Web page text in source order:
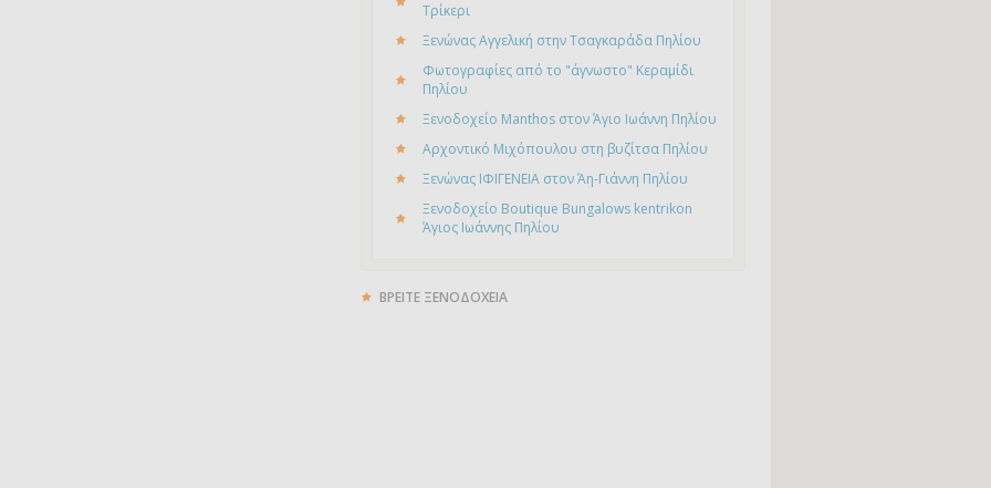
Τρίκερι
Ξενώνας Αγγελική στην Τσαγκαράδα Πηλίου
Φωτογραφίες από το "άγνωστο" Κεραμίδι
Πηλίου
Ξενοδοχείο Manthos στον Άγιο Ιωάννη Πηλίου
Αρχοντικό Μιχόπουλου στη βυζίτσα Πηλίου
Ξενώνας ΙΦΙΓΕΝΕΙΑ στον Άη-Γιάννη Πηλίου
Ξενοδοχείο Boutique Bungalows kentrikon
Άγιος Ιωάννης Πηλίου
ΒΡΕΙΤΕ ΞΕΝΟΔΟΧΕΙΑ